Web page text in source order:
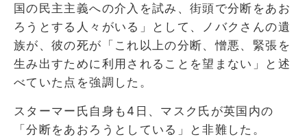
国の民主主義への介入を試み、街頭で分断をあお
ろうとする人々がいる」として、ノバクさんの遺
族が、彼の死が「これ以上の分断、憎悪、緊張を
生み出すために利用されることを望まない」と述
べていた点を強調した。
スターマー氏自身も4日、マスク氏が英国内の
「分断をあおろうとしている」と非難した。